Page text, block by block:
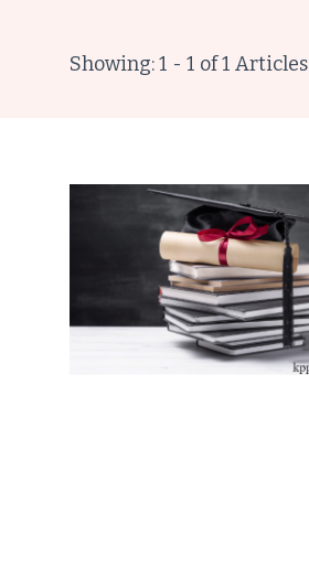
Showing: 1 - 1 of 1 Articles